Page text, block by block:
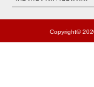
Copyright©